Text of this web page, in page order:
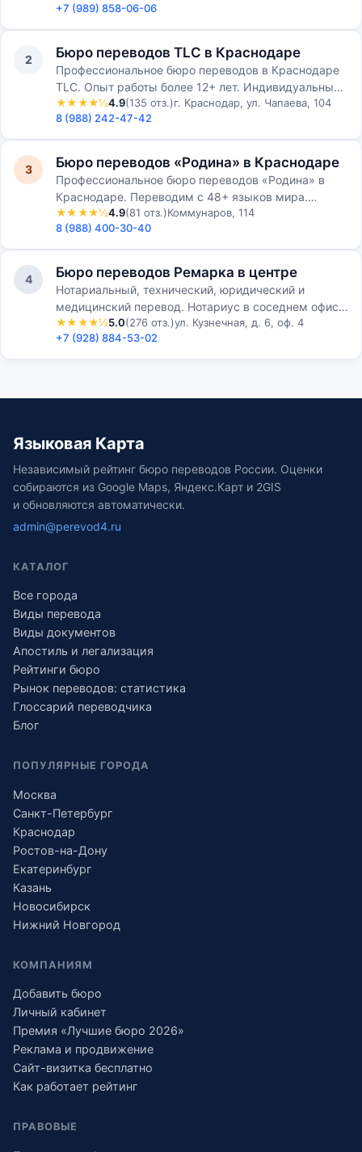
+7 (989) 858-06-06
2 Бюро переводов ТLC в Краснодаре
Профессиональное бюро переводов в Краснодаре
TLC. Опыт работы более 12+ лет. Индивидуальный
подход к каждому клиенту. Цены от 500 рублей за
1 страницу…
★★★★½4.9(135 отз.)г. Краснодар, ул. Чапаева, 104
8 (988) 242-47-42
3 Бюро переводов «Родина» в Краснодаре
Профессиональное бюро переводов «Родина» в
Краснодаре. Переводим с 48+ языков мира.
Работаем с юридическими и физическими лицами.
★★★★½4.9(81 отз.)Коммунаров, 114
8 (988) 400-30-40
4 Бюро переводов Ремарка в центре
Нотариальный, технический, юридический и
медицинский перевод. Нотариус в соседнем офисе.
Апостиль. 10–20 минут на стандартный документ.
★★★★½5.0(276 отз.)ул. Кузнечная, д. 6, оф. 4
+7 (928) 884-53-02
Языковая Карта
Независимый рейтинг бюро переводов России. Оценки
собираются из Google Maps, Яндекс.Карт и 2GIS
и обновляются автоматически.
admin@perevod4.ru
КАТАЛОГ
Все города
Виды перевода
Виды документов
Апостиль и легализация
Рейтинги бюро
Рынок переводов: статистика
Глоссарий переводчика
Блог
ПОПУЛЯРНЫЕ ГОРОДА
Москва
Санкт-Петербург
Краснодар
Ростов-на-Дону
Екатеринбург
Казань
Новосибирск
Нижний Новгород
КОМПАНИЯМ
Добавить бюро
Личный кабинет
Премия «Лучшие бюро 2026»
Реклама и продвижение
Сайт-визитка бесплатно
Как работает рейтинг
ПРАВОВЫЕ